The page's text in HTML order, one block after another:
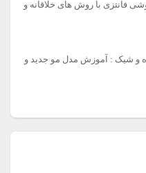
فانتزی با روش های خلاقانه و
و شیک : آموزش مدل مو جدید و